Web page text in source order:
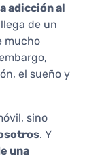
adicción al
de un
mucho
el sueño y
sino
. Y
una